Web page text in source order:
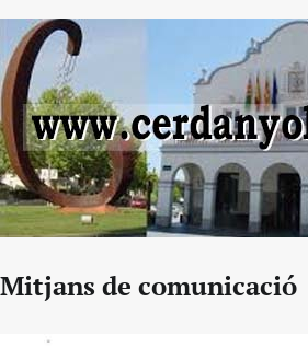
Mitjans de comunicació